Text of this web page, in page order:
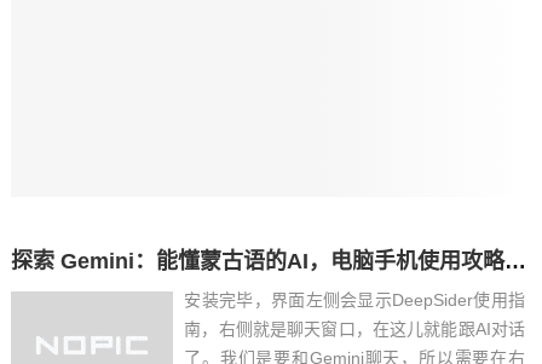
探索 Gemini：能懂蒙古语的AI，电脑手机使用攻略来了
安装完毕，界面左侧会显示DeepSider使用指
南，右侧就是聊天窗口，在这儿就能跟AI对话
了。我们是要和Gemini聊天，所以需要在右